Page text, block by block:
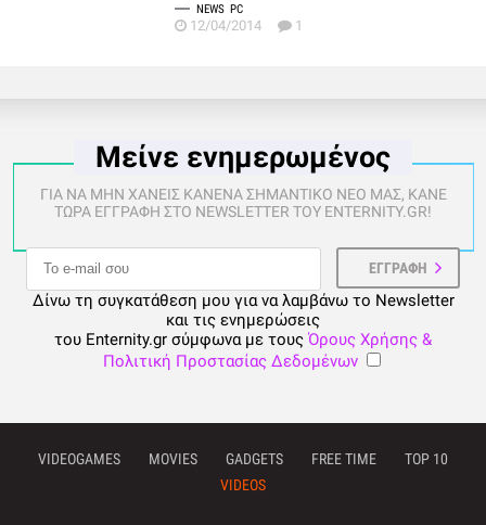
NEWS PC
12/04/2014 1
Μείνε ενημερωμένος
ΓΙΑ ΝΑ ΜΗΝ ΧΑΝΕΙΣ ΚΑΝΕΝΑ ΣΗΜΑΝΤΙΚΟ ΝΕΟ ΜΑΣ, ΚΑΝΕ
ΤΩΡΑ ΕΓΓΡΑΦΗ ΣΤΟ NEWSLETTER ΤΟΥ ENTERNITY.GR!
Δίνω τη συγκατάθεση μου για να λαμβάνω το Newsletter
και τις ενημερώσεις
του Enternity.gr σύμφωνα με τους Όρους Χρήσης &
Πολιτική Προστασίας Δεδομένων
VIDEOGAMES MOVIES GADGETS FREE TIME
TOP 10
VIDEOS